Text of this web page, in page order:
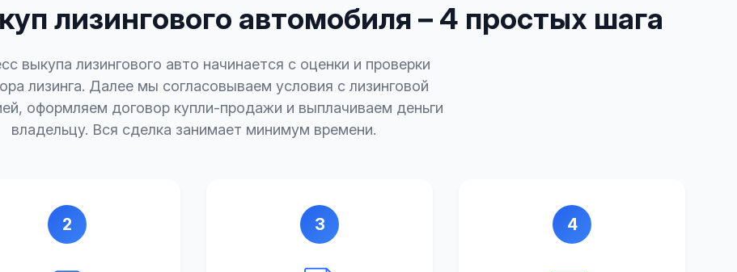
лизингового автомобиля – 4 простых шага
выкупа лизингового авто начинается с оценки и проверки
лизинга. Далее мы согласовываем условия с лизинговой
оформляем договор купли-продажи и выплачиваем деньги
владельцу. Вся сделка занимает минимум времени.
2 3 4